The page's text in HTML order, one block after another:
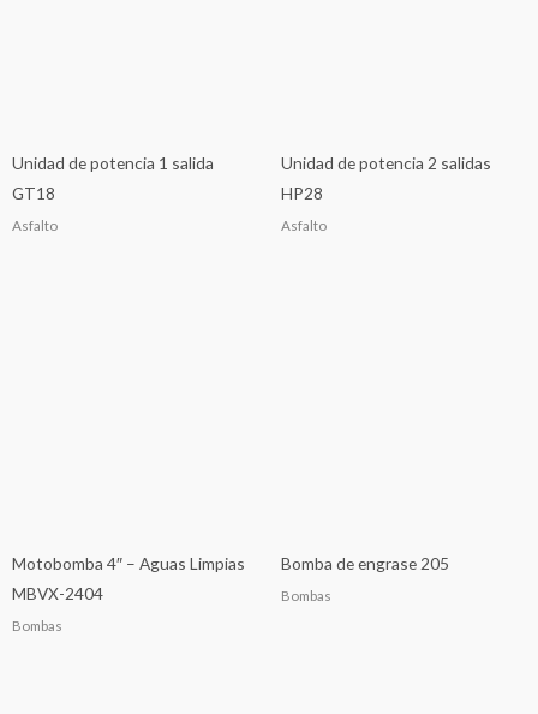
Unidad de potencia 1 salida
GT18
Asfalto
Unidad de potencia 2 salidas
HP28
Asfalto
Motobomba 4″ – Aguas Limpias
MBVX-2404
Bombas
Bomba de engrase 205
Bombas